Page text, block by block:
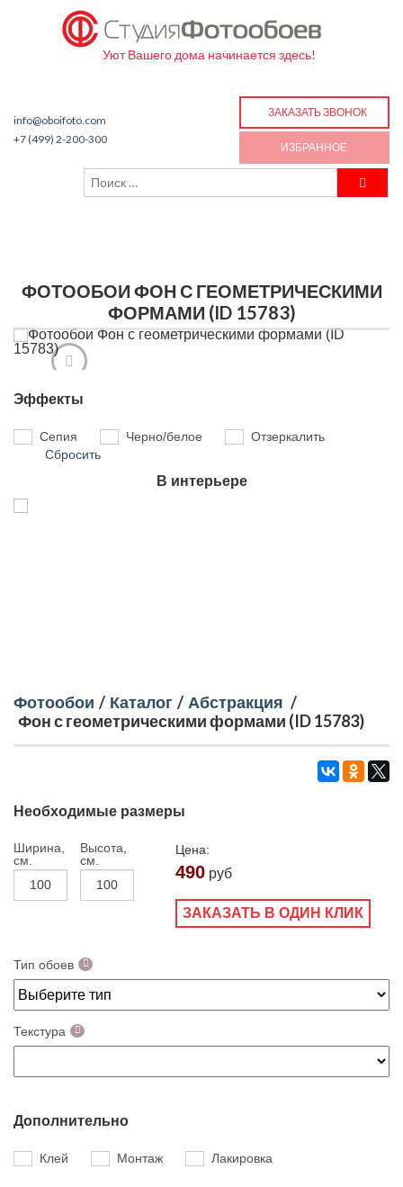
Уют Вашего дома начинается здесь!
info@oboifoto.com
+7 (499) 2-200-300
ЗАКАЗАТЬ ЗВОНОК
ИЗБРАННОЕ
ФОТООБОИ ФОН С ГЕОМЕТРИЧЕСКИМИ
ФОРМАМИ (ID 15783)
Эффекты
Сепия Черно/белое
Отзеркалить
Сбросить
В интерьере
Фотообои / Каталог / Абстракция /
Фон с геометрическими формами (ID 15783)
Необходимые размеры
Ширина,
см.
Высота,
см.
Цена:
490 руб
ЗАКАЗАТЬ В ОДИН КЛИК
Тип обоев
Текстура
Дополнительно
Клей Монтаж Лакировка